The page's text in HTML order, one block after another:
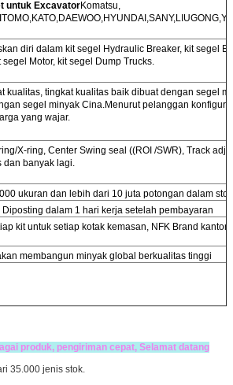
untuk ExcavatorKomatsu,
diri dalam kit segel Hydraulic Breaker, kit segel
Motor, kit segel Dump Trucks.
kualitas, tingkat kualitas baik dibuat dengan segel
segel minyak Cina.Menurut pelanggan
yang wajar.
X-ring, Center Swing seal ((ROI /SWR), Track
dan banyak lagi.
ukuran dan lebih dari 10 juta potongan dalam
Diposting dalam 1 hari kerja setelah pembayaran
kit untuk setiap kotak kemasan, NFK Brand
membangun minyak global berkualitas tinggi
produk, pengiriman cepat, Selamat datang
35.000 jenis stok.